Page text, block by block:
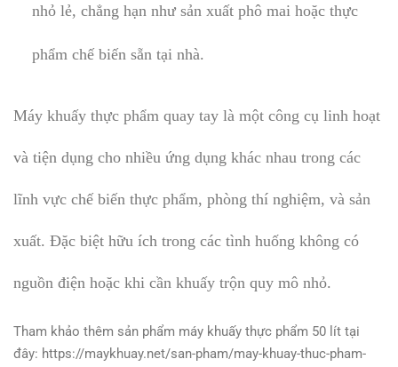
nhỏ lẻ, chẳng hạn như sản xuất phô mai hoặc thực
phẩm chế biến sẵn tại nhà.
Máy khuấy thực phẩm quay tay là một công cụ linh hoạt
và tiện dụng cho nhiều ứng dụng khác nhau trong các
lĩnh vực chế biến thực phẩm, phòng thí nghiệm, và sản
xuất. Đặc biệt hữu ích trong các tình huống không có
nguồn điện hoặc khi cần khuấy trộn quy mô nhỏ.
Tham khảo thêm sản phẩm máy khuấy thực phẩm 50 lít tại
đây: https://maykhuay.net/san-pham/may-khuay-thuc-pham-